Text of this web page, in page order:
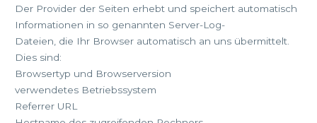
Der Provider der Seiten erhebt und speichert automatisch
Informationen in so genannten Server-Log-
Dateien, die Ihr Browser automatisch an uns übermittelt.
Dies sind:
Browsertyp und Browserversion
verwendetes Betriebssystem
Referrer URL